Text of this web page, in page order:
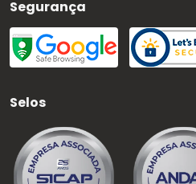
Segurança
Selos